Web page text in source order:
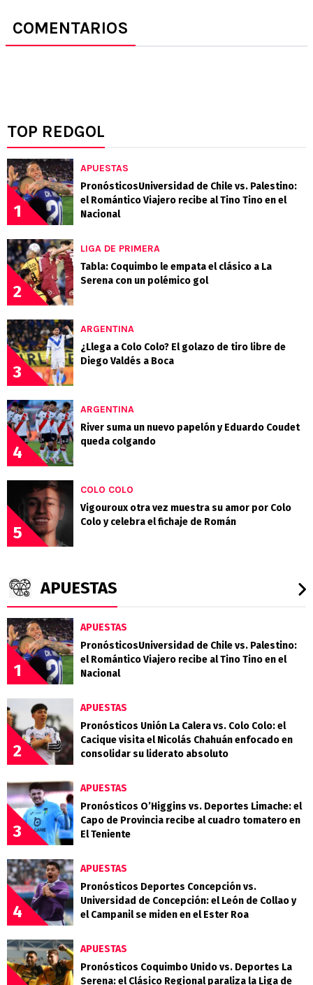
COMENTARIOS
TOP REDGOL
1
APUESTAS
PronósticosUniversidad de Chile vs. Palestino:
el Romántico Viajero recibe al Tino Tino en el
Nacional
2
LIGA DE PRIMERA
Tabla: Coquimbo le empata el clásico a La
Serena con un polémico gol
3
ARGENTINA
¿Llega a Colo Colo? El golazo de tiro libre de
Diego Valdés a Boca
4
ARGENTINA
River suma un nuevo papelón y Eduardo Coudet
queda colgando
5
COLO COLO
Vigouroux otra vez muestra su amor por Colo
Colo y celebra el fichaje de Román
APUESTAS
1
APUESTAS
PronósticosUniversidad de Chile vs. Palestino:
el Romántico Viajero recibe al Tino Tino en el
Nacional
2
APUESTAS
Pronósticos Unión La Calera vs. Colo Colo: el
Cacique visita el Nicolás Chahuán enfocado en
consolidar su liderato absoluto
3
APUESTAS
Pronósticos O’Higgins vs. Deportes Limache: el
Capo de Provincia recibe al cuadro tomatero en
El Teniente
4
APUESTAS
Pronósticos Deportes Concepción vs.
Universidad de Concepción: el León de Collao y
el Campanil se miden en el Ester Roa
APUESTAS
Pronósticos Coquimbo Unido vs. Deportes La
Serena: el Clásico Regional paraliza la Liga de